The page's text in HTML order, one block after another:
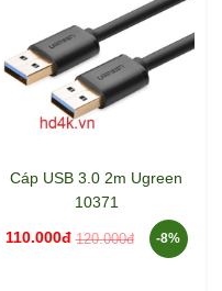
Cáp USB 3.0 2m Ugreen
10371
110.000đ 120.000đ -8%